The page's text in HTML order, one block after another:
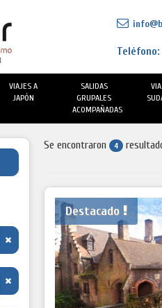
Teléfono:
VIAJES A
JAPÓN
SALIDAS
GRUPALES
ACOMPAÑADAS
Se encontraron 4
Destacado